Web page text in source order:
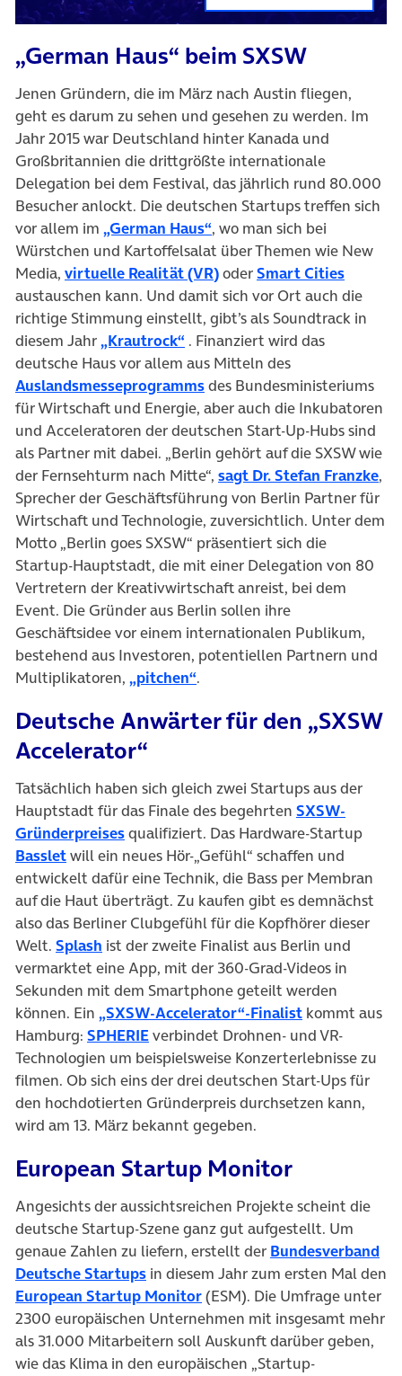
„German Haus“ beim SXSW
Jenen Gründern, die im März nach Austin fliegen,
geht es darum zu sehen und gesehen zu werden. Im
Jahr 2015 war Deutschland hinter Kanada und
Großbritannien die drittgrößte internationale
Delegation bei dem Festival, das jährlich rund 80.000
Besucher anlockt. Die deutschen Startups treffen sich
vor allem im „German Haus“(öffnet in neuem Tab)
, wo man sich bei
Würstchen und Kartoffelsalat über Themen wie New
Media, virtuelle Realität (VR)(öffnet in neuem Tab)
oderSmart Cities(öffnet
austauschen kann. Und damit sich vor Ort auch die
richtige Stimmung einstellt, gibt’s als Soundtrack in
diesem Jahr„Krautrock“ (öffnet in neuem Tab)
. Finanziert wird das
deutsche Haus vor allem aus Mitteln des
Auslandsmesseprogramms(öffnet in neuem Tab)
des Bundesministeriums
für Wirtschaft und Energie, aber auch die Inkubatoren
und Acceleratoren der deutschen Start-Up-Hubs sind
als Partner mit dabei. „Berlin gehört auf die SXSW wie
der Fernsehturm nach Mitte“, sagt Dr. Stefan Franzke,
Sprecher der Geschäftsführung von Berlin Partner für
Wirtschaft und Technologie, zuversichtlich. Unter dem
Motto „Berlin goes SXSW“ präsentiert sich die
Startup-Hauptstadt, die mit einer Delegation von 80
Vertretern der Kreativwirtschaft anreist, bei dem
Event. Die Gründer aus Berlin sollen ihre
Geschäftsidee vor einem internationalen Publikum,
bestehend aus Investoren, potentiellen Partnern und
Multiplikatoren, „pitchen“(öffnet in neuem Tab)
.
Deutsche Anwärter für den „SXSW
Accelerator“
Tatsächlich haben sich gleich zwei Startups aus der
Hauptstadt für das Finale des begehrten SXSW-
Gründerpreises(öffnet in neuem Tab)
qualifiziert. Das Hardware-Startup
Basslet(öffnet in neuem Tab)
will ein neues Hör-„Gefühl“ schaffen und
entwickelt dafür eine Technik, die Bass per Membran
auf die Haut überträgt. Zu kaufen gibt es demnächst
also das Berliner Clubgefühl für die Kopfhörer dieser
Welt. Splash (öffnet in neuem Tab)
ist der zweite Finalist aus Berlin und
vermarktet eine App, mit der 360-Grad-Videos in
Sekunden mit dem Smartphone geteilt werden
können. Ein „SXSW-Accelerator“-Finalist(öffnet in
kommt aus
Hamburg: SPHERIE(öffnet in neuem Tab)
verbindet Drohnen- und VR-
Technologien um beispielsweise Konzerterlebnisse zu
filmen. Ob sich eins der drei deutschen Start-Ups für
den hochdotierten Gründerpreis durchsetzen kann,
wird am 13. März bekannt gegeben.
European Startup Monitor
Angesichts der aussichtsreichen Projekte scheint die
deutsche Startup-Szene ganz gut aufgestellt. Um
genaue Zahlen zu liefern, erstellt der Bundesverband
Deutsche Startups(öffnet in neuem Tab)
in diesem Jahr zum ersten Mal den
European Startup Monitor(öffnet in neuem Tab)
(ESM). Die Umfrage unter
2300 europäischen Unternehmen mit insgesamt mehr
als 31.000 Mitarbeitern soll Auskunft darüber geben,
wie das Klima in den europäischen „Startup-